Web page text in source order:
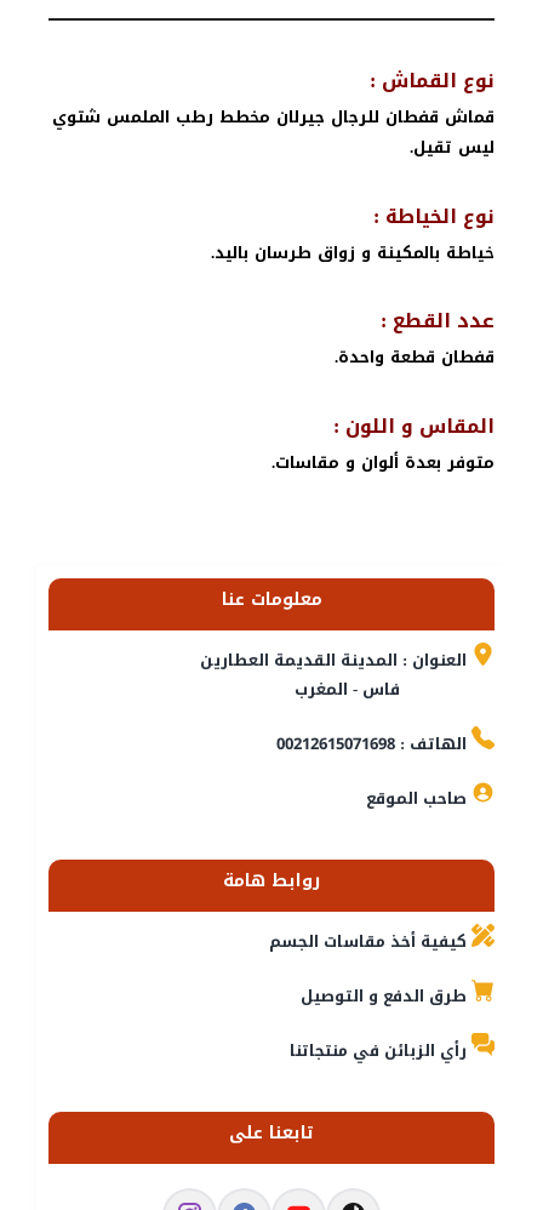
نوع القماش :
قماش قفطان للرجال جيرلان مخطط رطب الملمس شتوي
ليس تقيل.
نوع الخياطة :
خياطة بالمكينة و زواق طرسان باليد.
عدد القطع :
قفطان قطعة واحدة.
المقاس و اللون :
متوفر بعدة ألوان و مقاسات.
معلومات عنا
العنوان : المدينة القديمة العطارين
فاس - المغرب
الهاتف : 00212615071698
صاحب الموقع
روابط هامة
كيفية أخذ مقاسات الجسم
طرق الدفع و التوصيل
رأي الزبائن في منتجاتنا
تابعنا على